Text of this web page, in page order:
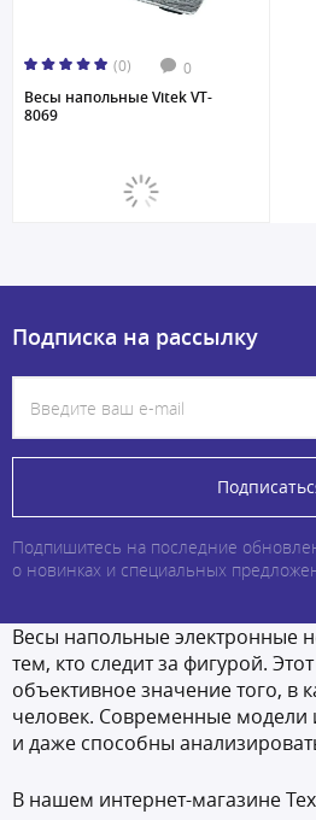
(0) 0
Весы напольные Vitek VT-
8069
Подписка на рассылку
Подпишитесь на последние
о новинках и специальных
Весы напольные электронные
тем, кто следит за фигурой.
объективное значение того, в
человек. Современные модели
и даже способны
В нашем интернет-магазине